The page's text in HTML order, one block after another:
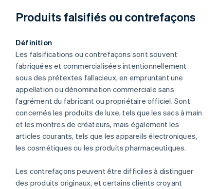
Produits falsifiés ou contrefaçons
Définition
Les falsifications ou contrefaçons sont souvent
fabriquées et commercialisées intentionnellement
sous des prétextes fallacieux, en empruntant une
appellation ou dénomination commerciale sans
l'agrément du fabricant ou propriétaire officiel. Sont
concernés les produits de luxe, tels que les sacs à main
et les montres de créateurs, mais également les
articles courants, tels que les appareils électroniques,
les cosmétiques ou les produits pharmaceutiques.
Les contrefaçons peuvent être difficiles à distinguer
des produits originaux, et certains clients croyant